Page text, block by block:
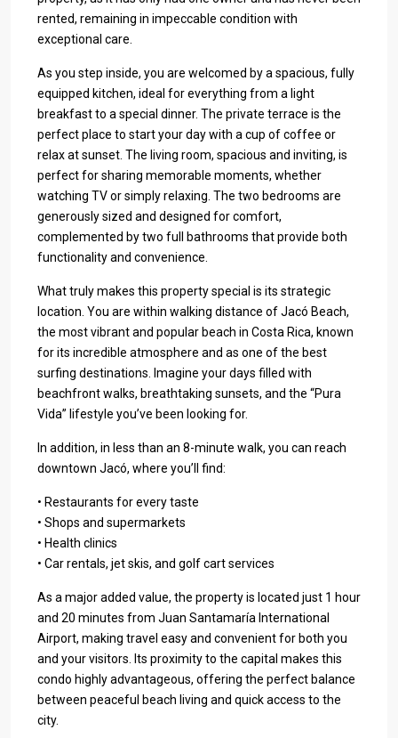
rented, remaining in impeccable condition with
exceptional care.
As you step inside, you are welcomed by a spacious, fully
equipped kitchen, ideal for everything from a light
breakfast to a special dinner. The private terrace is the
perfect place to start your day with a cup of coffee or
relax at sunset. The living room, spacious and inviting, is
perfect for sharing memorable moments, whether
watching TV or simply relaxing. The two bedrooms are
generously sized and designed for comfort,
complemented by two full bathrooms that provide both
functionality and convenience.
What truly makes this property special is its strategic
location. You are within walking distance of Jacó Beach,
the most vibrant and popular beach in Costa Rica, known
for its incredible atmosphere and as one of the best
surfing destinations. Imagine your days filled with
beachfront walks, breathtaking sunsets, and the “Pura
Vida” lifestyle you’ve been looking for.
In addition, in less than an 8-minute walk, you can reach
downtown Jacó, where you’ll find:
• Restaurants for every taste
• Shops and supermarkets
• Health clinics
• Car rentals, jet skis, and golf cart services
As a major added value, the property is located just 1 hour
and 20 minutes from Juan Santamaría International
Airport, making travel easy and convenient for both you
and your visitors. Its proximity to the capital makes this
condo highly advantageous, offering the perfect balance
between peaceful beach living and quick access to the
city.